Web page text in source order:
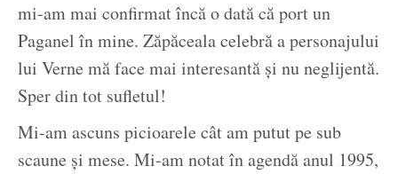
mi-am mai confirmat încă o dată că port un
Paganel în mine. Zăpăceala celebră a personajului
lui Verne mă face mai interesantă și nu neglijentă.
Sper din tot sufletul!
Mi-am ascuns picioarele cât am putut pe sub
scaune și mese. Mi-am notat în agendă anul 1995,